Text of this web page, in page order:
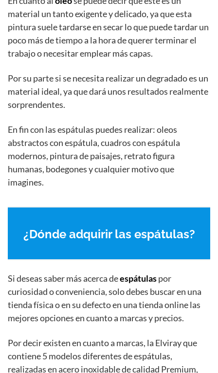
material un tanto exigente y delicado, ya que esta
pintura suele tardarse en secar lo que puede tardar un
poco más de tiempo a la hora de querer terminar el
trabajo o necesitar emplear más capas.
Por su parte si se necesita realizar un degradado es un
material ideal, ya que dará unos resultados realmente
sorprendentes.
En fin con las espátulas puedes realizar: oleos
abstractos con espátula, cuadros con espátula
modernos, pintura de paisajes, retrato figura
humanas, bodegones y cualquier motivo que
imagines.
¿Dónde adquirir las espátulas?
Si deseas saber más acerca deespátulaspor
curiosidad o conveniencia, solo debes buscar en una
tienda física o en su defecto en una tienda online las
mejores opciones en cuanto a marcas y precios.
Por decir existen en cuanto a marcas, la Elviray que
contiene 5 modelos diferentes de espátulas,
realizadas en acero inoxidable de calidad Premium,